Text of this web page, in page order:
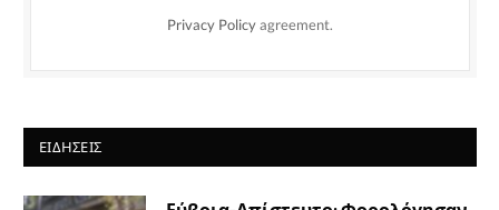
Privacy Policy agreement.
ΕΙΔΉΣΕΙΣ